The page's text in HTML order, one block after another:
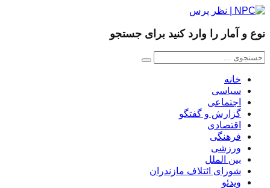
نوع و آمار را وارد کنید برای جستجو
خانه
سیاسی
اجتماعی
گزارش و گفتگو
اقتصادی
فرهنگی
ورزشی
بین الملل
شورای ائتلاف مازندران
ویدئو